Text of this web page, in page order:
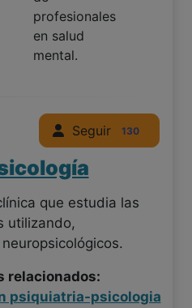
profesionales
en salud
mental.
Seguir 130
que estudia las
utilizando,
relacionados:
psiquiatria-psicologia